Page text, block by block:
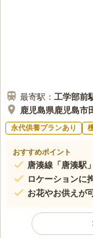
最寄駅： 工学部前
鹿児島県鹿児島市
永代供養プランあり
おすすめポイント
唐湊線「唐湊駅
ロケーションに
お花やお供えが